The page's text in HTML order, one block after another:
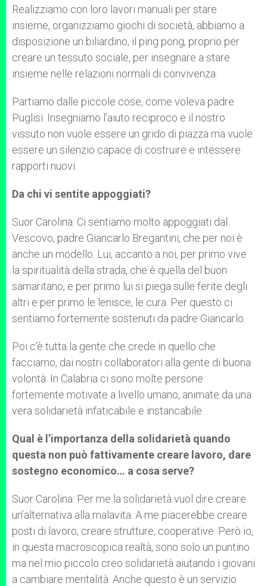
Realizziamo con loro lavori manuali per stare
insieme, organizziamo giochi di società, abbiamo a
disposizione un biliardino, il ping pong, proprio per
creare un tessuto sociale, per insegnare a stare
insieme nelle relazioni normali di convivenza.
Partiamo dalle piccole cose, come voleva padre
Puglisi. Insegniamo l’aiuto reciproco e il nostro
vissuto non vuole essere un grido di piazza ma vuole
essere un silenzio capace di costruire e intessere
rapporti nuovi.
Da chi vi sentite appoggiati?
Suor Carolina: Ci sentiamo molto appoggiati dal
Vescovo, padre Giancarlo Bregantini, che per noi è
anche un modello. Lui, accanto a noi, per primo vive
la spiritualità della strada, che è quella del buon
samaritano, e per primo lui si piega sulle ferite degli
altri e per primo le lenisce, le cura. Per questo ci
sentiamo fortemente sostenuti da padre Giancarlo.
Poi c’è tutta la gente che crede in quello che
facciamo, dai nostri collaboratori alla gente di buona
volontà. In Calabria ci sono molte persone
fortemente motivate a livello umano, animate da una
vera solidarietà infaticabile e instancabile.
Qual è l’importanza della solidarietà quando
questa non può fattivamente creare lavoro, dare
sostegno economico… a cosa serve?
Suor Carolina: Per me la solidarietà vuol dire creare
un’alternativa alla malavita. A me piacerebbe creare
posti di lavoro, creare strutture, cooperative. Però io,
in questa macroscopica realtà, sono solo un puntino
ma nel mio piccolo creo solidarietà aiutando i giovani
a cambiare mentalità. Anche questo è un servizio